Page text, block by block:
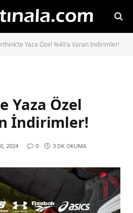
Yaza Özel %40’a Varan İndirimler!
Yaza Özel
İndirimler!
2024 0 3 DK OKUMA